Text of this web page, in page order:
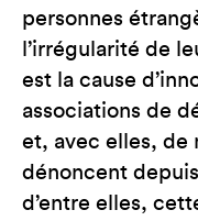
personnes
l’irrégularité de
est la cause
associations de
et, avec elles, de
dénoncent
d’entre elles,